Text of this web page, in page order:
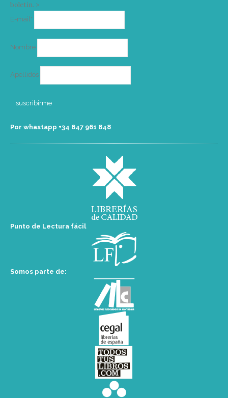
boletín. >
E-mail*
Nombre
Apellidos
Por whastapp +34 ‭647 961 848‬
Punto de Lectura fácil
Somos parte de: